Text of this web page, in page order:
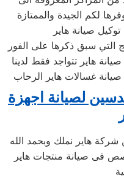
لكم الجيدة والممتازة
صيانة هاير
التي سبق ذكرها على الفور
هاير تتواجد فقط لدينا
صيانة غسالات هاير الرحاب
لصيانة اجهزة
فى صيانة منتجات هاير